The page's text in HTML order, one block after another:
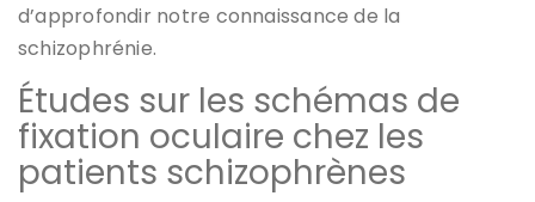
d’approfondir notre connaissance de la
schizophrénie.
Études sur les schémas de
fixation oculaire chez les
patients schizophrènes